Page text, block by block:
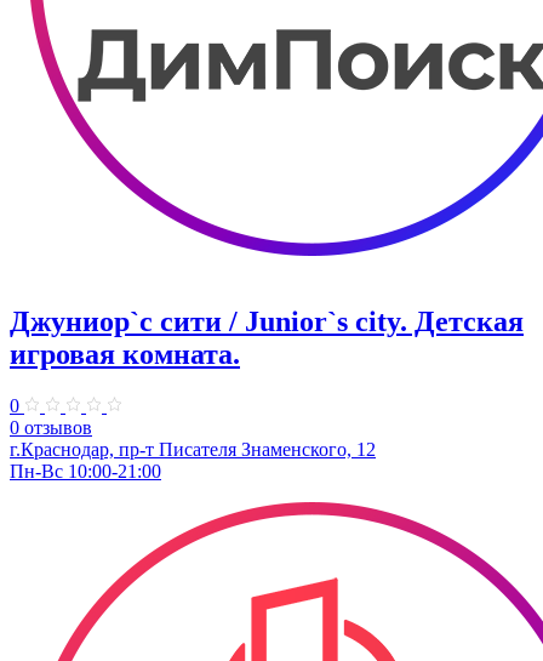
Джуниор`с сити / Junior`s city. ​Детская
игровая комната.
0
0 отзывов
​г.Краснодар, пр-т Писателя Знаменского, 12
Пн-Вс 10:00-21:00